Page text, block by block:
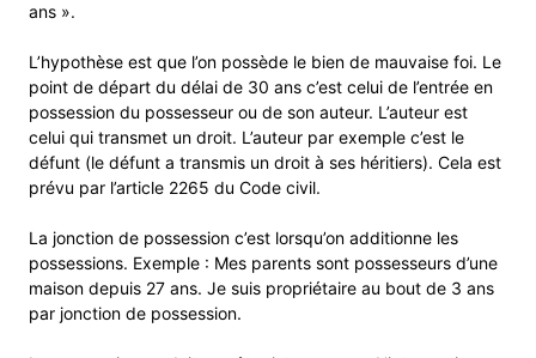
ans ».
L’hypothèse est que l’on possède le bien de mauvaise foi. Le
point de départ du délai de 30 ans c’est celui de l’entrée en
possession du possesseur ou de son auteur. L’auteur est
celui qui transmet un droit. L’auteur par exemple c’est le
défunt (le défunt a transmis un droit à ses héritiers). Cela est
prévu par l’article 2265 du Code civil.
La jonction de possession c’est lorsqu’on additionne les
possessions. Exemple : Mes parents sont possesseurs d’une
maison depuis 27 ans. Je suis propriétaire au bout de 3 ans
par jonction de possession.